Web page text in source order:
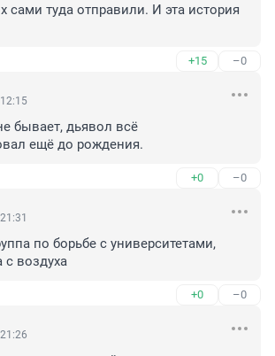
сами туда отправили. И эта история
+15 –0
бывает, дьявол всё
ещё до рождения.
+0 –0
по борьбе с университетами,
с воздуха
+0 –0